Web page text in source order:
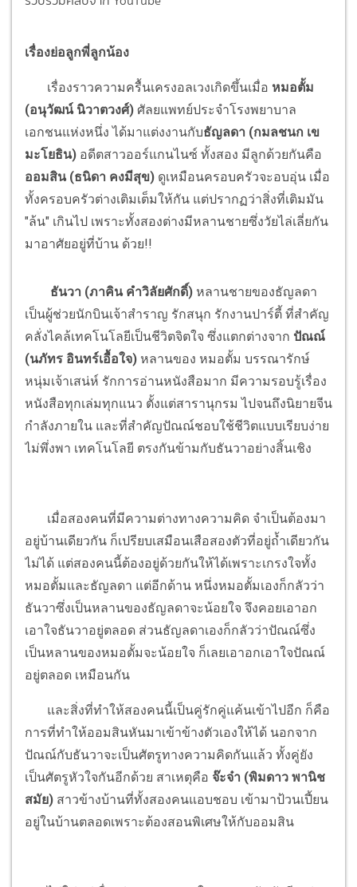
เรื่องย่อลูกพี่ลูกน้อง
เรื่องราวความครื้นเครงอลเวงเกิดขึ้นเมื่อ หมอตั้ม
(อนุวัฒน์ นิวาตวงศ์) ศัลยแพทย์ประจำโรงพยาบาล
เอกชนแห่งหนึ่ง ได้มาแต่งงานกับธัญลดา (กมลชนก เข
มะโยธิน) อดีตสาวออร์แกนไนซ์ ทั้งสอง มีลูกด้วยกันคือ
ออมสิน (ธนิดา คงมีสุข) ดูเหมือนครอบครัวจะอบอุ่น เมื่อ
ทั้งครอบครัวต่างเติมเต็มให้กัน แต่ปรากฏว่าสิ่งที่เติมมัน
"ล้น" เกินไป เพราะทั้งสองต่างมีหลานชายซึ่งวัยไล่เลี่ยกัน
มาอาศัยอยู่ที่บ้าน ด้วย!!
ธันวา (ภาคิน คำวิลัยศักดิ์) หลานชายของธัญลดา
เป็นผู้ช่วยนักบินเจ้าสำราญ รักสนุก รักงานปาร์ตี้ ที่สำคัญ
คลั่งไคล้เทคโนโลยีเป็นชีวิตจิตใจ ซึ่งแตกต่างจาก ปัณณ์
(นภัทร อินทร์เอื้อใจ) หลานของ หมอตั้ม บรรณารักษ์
หนุ่มเจ้าเสน่ห์ รักการอ่านหนังสือมาก มีความรอบรู้เรื่อง
หนังสือทุกเล่มทุกแนว ตั้งแต่สารานุกรม ไปจนถึงนิยายจีน
กำลังภายใน และที่สำคัญปัณณ์ชอบใช้ชีวิตแบบเรียบง่าย
ไม่พึ่งพา เทคโนโลยี ตรงกันข้ามกับธันวาอย่างสิ้นเชิง
เมื่อสองคนที่มีความต่างทางความคิด จำเป็นต้องมา
อยู่บ้านเดียวกัน ก็เปรียบเสมือนเสือสองตัวที่อยู่ถ้ำเดียวกัน
ไม่ได้ แต่สองคนนี้ต้องอยู่ด้วยกันให้ได้เพราะเกรงใจทั้ง
หมอตั้มและธัญลดา แต่อีกด้าน หนึ่งหมอตั้มเองก็กลัวว่า
ธันวาซึ่งเป็นหลานของธัญลดาจะน้อยใจ จึงคอยเอาอก
เอาใจธันวาอยู่ตลอด ส่วนธัญลดาเองก็กลัวว่าปัณณ์ซึ่ง
เป็นหลานของหมอตั้มจะน้อยใจ ก็เลยเอาอกเอาใจปัณณ์
อยู่ตลอด เหมือนกัน
และสิ่งที่ทำให้สองคนนี้เป็นคู่รักคู่แค้นเข้าไปอีก ก็คือ
การที่ทำให้ออมสินหันมาเข้าข้างตัวเองให้ได้ นอกจาก
ปัณณ์กับธันวาจะเป็นศัตรูทางความคิดกันแล้ว ทั้งคู่ยัง
เป็นศัตรูหัวใจกันอีกด้วย สาเหตุคือ จ๊ะจ๋า (พิมดาว พานิช
สมัย) สาวข้างบ้านที่ทั้งสองคนแอบชอบ เข้ามาป้วนเปี้ยน
อยู่ในบ้านตลอดเพราะต้องสอนพิเศษให้กับออมสิน